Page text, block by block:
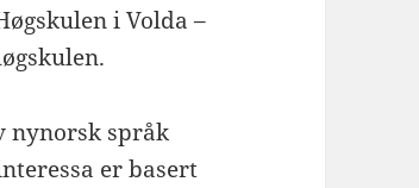
i Volda –
nynorsk språk
er basert